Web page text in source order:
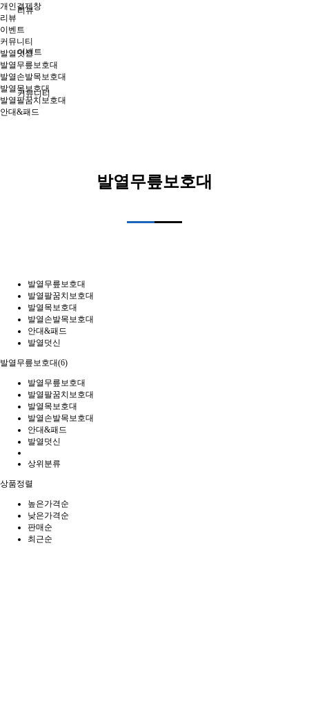
리뷰
이벤트
커뮤니티
개인결제창
리뷰
이벤트
커뮤니티
발열덧신
발열무릎보호대
발열손발목보호대
발열목보호대
발열팔꿈치보호대
안대&패드
발열무릎보호대
발열무릎보호대
발열팔꿈치보호대
발열목보호대
발열손발목보호대
안대&패드
발열덧신
발열무릎보호대(6)
발열무릎보호대
발열팔꿈치보호대
발열목보호대
발열손발목보호대
안대&패드
발열덧신
상위분류
상품정렬
높은가격순
낮은가격순
판매순
최근순